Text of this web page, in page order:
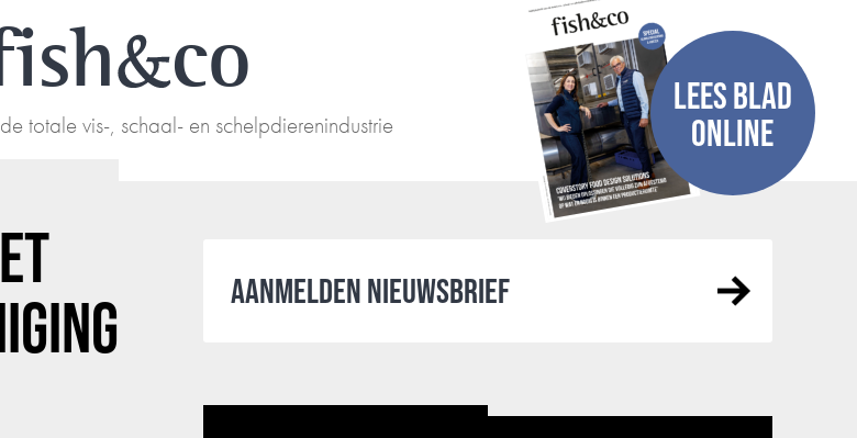
co
totale vis-, schaal- en schelpdierenindustrie
LEES BLAD
ONLINE
AANMELDEN NIEUWSBRIEF